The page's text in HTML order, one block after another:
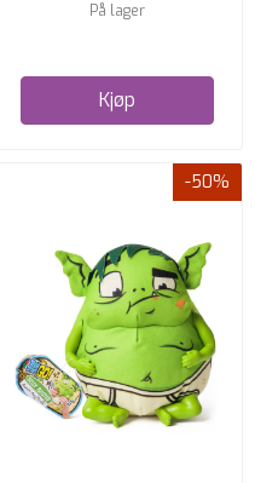
På lager
Kjøp
-50%